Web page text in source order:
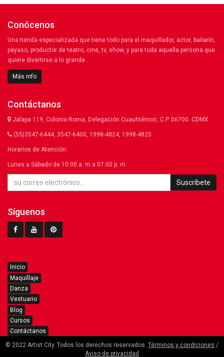
Conócenos
Una tienda especializada que tiene todo para el maquillador, actor, bailarín,
payaso, productor de teatro, cine, tv, show, y para toda aquella persona que
quiere divertirse a lo grande.
Más info
Contáctanos
Jalapa 119, Colonia Roma, Delegación Cuauhtémoc, C.P. 06700. CDMX
(55)3547-6444, 3547-6400, 1998-4824, 1998-4825
Horarios de Atención:
Lunes a Sábado de 10:00 a. m a 07:00 p. m.
Suscríbete
Síguenos
Inicio
Maquillaje
Danza
Vestuario
Blog
Cursos
Contáctanos
© 2022 Artist City. Todos los derechos reservados. Términos y condiciones /
Aviso de privacidad